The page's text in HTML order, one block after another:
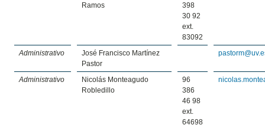
Ramos
398
30 92
ext.
83092
Administrativo
José Francisco Martínez
Pastor
Administrativo
Nicolás Monteagudo
Robledillo
96
386
46 98
ext.
64698